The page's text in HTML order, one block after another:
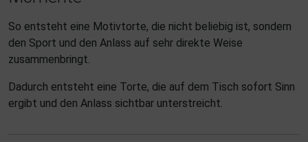
So entsteht eine Motivtorte, die nicht beliebig ist, sondern
den Sport und den Anlass auf sehr direkte Weise
zusammenbringt.
Dadurch entsteht eine Torte, die auf dem Tisch sofort Sinn
ergibt und den Anlass sichtbar unterstreicht.